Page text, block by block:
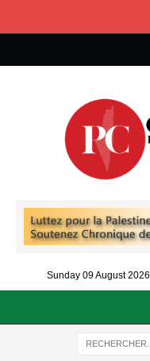
Sunday 09 August 2026